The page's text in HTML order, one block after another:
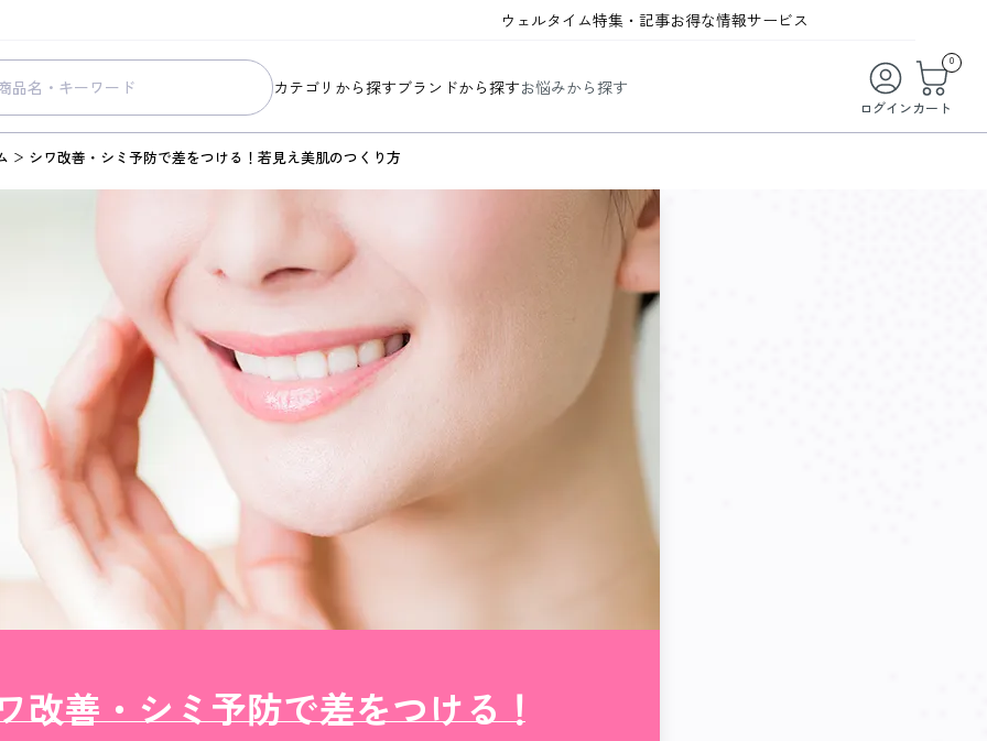
ログイン
0
カート
ウェルタイム
ビューティータイム
ヘルスケアタイム
ライフスタイルタイム
特集・記事
WELMAG
お得な情報
WEB限定/期間限定キャンペーン
まとめ買い商品
サービス
メンバーシッププログラム
LINEお友達登録
お問い合わせ
ご利用ガイド
カテゴリから探す
メイク
ヘルスケア
美容・健康グッズ
暮らしの雑貨
すべての商品
ブランドから探す
ひざサポートコラーゲン
ケール青汁
お悩みから探す
シワ改善・シミ予防で差をつける！若見え美肌のつくり方
改善・シミ予防で差をつける！